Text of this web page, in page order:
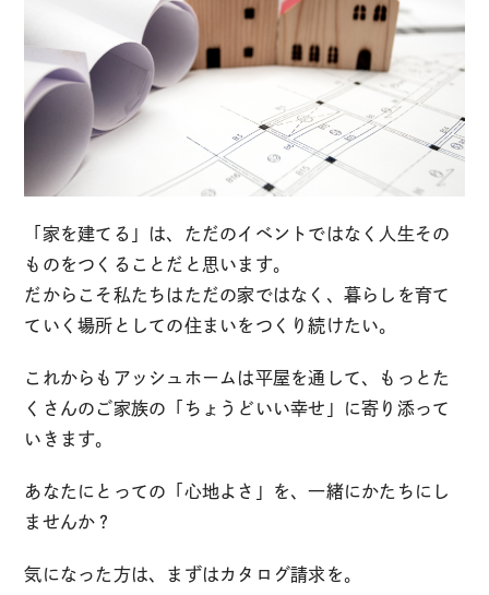
「家を建てる」は、ただのイベントではなく人生その
ものをつくることだと思います。
だからこそ私たちはただの家ではなく、暮らしを育て
ていく場所としての住まいをつくり続けたい。
これからもアッシュホームは平屋を通して、もっとた
くさんのご家族の「ちょうどいい幸せ」に寄り添って
いきます。
あなたにとっての「心地よさ」を、一緒にかたちにし
ませんか？
気になった方は、まずはカタログ請求を。